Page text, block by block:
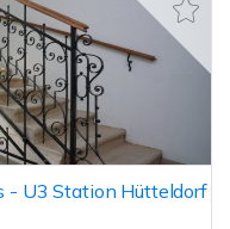
- U3 Station Hütteldorf